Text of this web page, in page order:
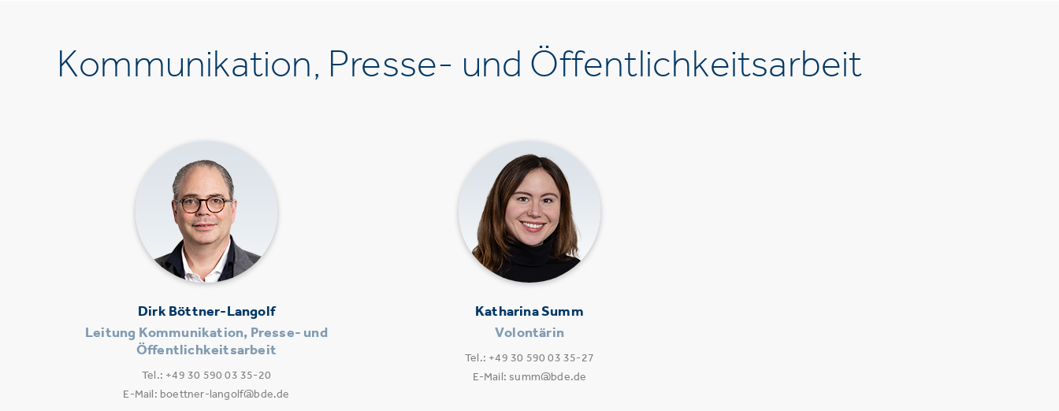
Kommunikation, Presse- und Öffentlichkeitsarbeit
Dirk Böttner-Langolf
Leitung Kommunikation, Presse- und
Öffentlichkeitsarbeit
Tel.: +49 30 590 03 35-20
E-Mail: boettner-langolf@bde.de
Katharina Summ
Volontärin
Tel.: +49 30 590 03 35-27
E-Mail: summ@bde.de